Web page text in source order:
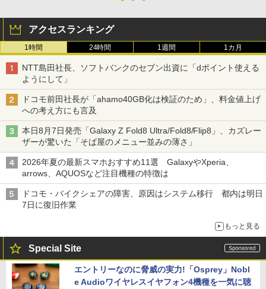
アクセスランキング
1時間 24時間 1週間 1カ月
NTT島田社長、ソフトバンクのセブン出資に「dポイント使える
ようにして」
ドコモ前田社長が「ahamo40GB化は検証のため」、料金値上げ
への考え方にも言及
本日8月7日発売「Galaxy Z Fold8 Ultra/Fold8/Flip8」、カズレー
ザーが驚いた「そば屋のメニュー並みの薄さ」
2026年夏の最新スマホおすすめ11選 GalaxyやXperia、
arrows、AQUOSなど注目機種の特徴は
ドコモ・バイクシェアの障害、原因はシステム移行 都内は明日
7日に復旧作業
もっと見る
Special Site
エントリーなのに脅威の実力!「Osprey」Nobl
e Audioワイヤレスイヤフォン4機種を一気に聴